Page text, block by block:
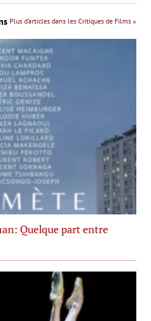
Plus d’articles dans les Critiques de Films »
Quelque part entre